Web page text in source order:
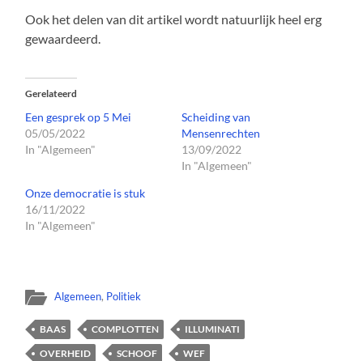
Ook het delen van dit artikel wordt natuurlijk heel erg
gewaardeerd.
Gerelateerd
Een gesprek op 5 Mei
05/05/2022
In "Algemeen"
Scheiding van
Mensenrechten
13/09/2022
In "Algemeen"
Onze democratie is stuk
16/11/2022
In "Algemeen"
Algemeen, Politiek
BAAS COMPLOTTEN
ILLUMINATI
OVERHEID
SCHOOF WEF